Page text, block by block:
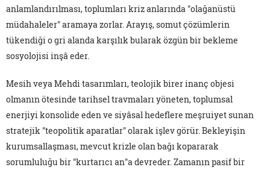
anlamlandırılması, toplumları kriz anlarında "olağanüstü
müdahaleler" aramaya zorlar. Arayış, somut çözümlerin
tükendiği o gri alanda karşılık bularak özgün bir bekleme
sosyolojisi inşâ eder.
Mesih veya Mehdi tasarımları, teolojik birer inanç objesi
olmanın ötesinde tarihsel travmaları yöneten, toplumsal
enerjiyi konsolide eden ve siyâsal hedeflere meşruiyet sunan
stratejik "teopolitik aparatlar" olarak işlev görür. Bekleyişin
kurumsallaşması, mevcut krizle olan bağı kopararak
sorumluluğu bir "kurtarıcı an"a devreder. Zamanın pasif bir